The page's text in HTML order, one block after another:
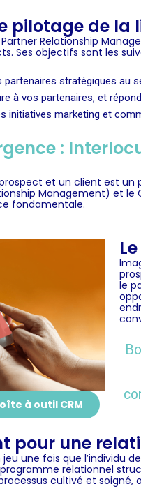
pilotage de
Partner Relationship
Ses objectifs sont les
stratégiques au
à vos partenaires, et
initiatives marketing et
:
et un client est un
Management) et le
fondamentale.
à outil CRM
le
pour une
jeu une fois que l’individu
relationnel
cultivé et